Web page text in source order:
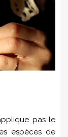
pas le
espèces de